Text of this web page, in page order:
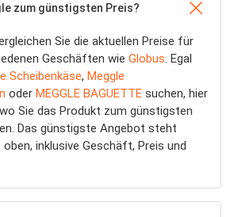
zum günstigsten Preis?
Sie die aktuellen Preise für
Geschäften wie Globus . Egal
Scheibenkäse, Meggle
oder MEGGLE BAGUETTE suchen, hier
Sie das Produkt zum günstigsten
Das günstigste Angebot steht
inklusive Geschäft, Preis und